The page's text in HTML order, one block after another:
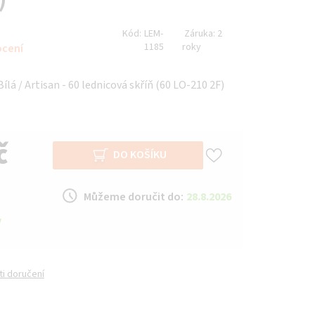
Kód: LEM-
1185
Záruka: 2
roky
/ Artisan - 60 lednicová skříň (60 LO-210 2F)
DO KOŠÍKU
Můžeme doručit do: 28.8.2026
doručení